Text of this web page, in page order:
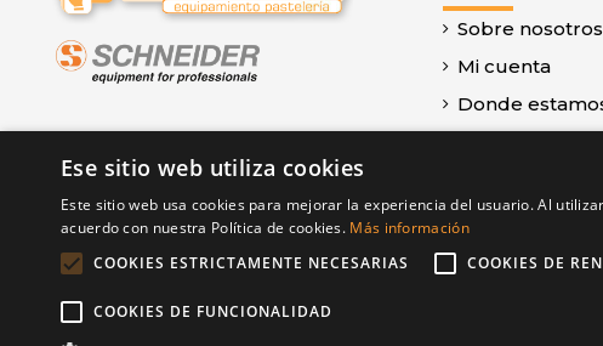
Sobre nosotros
Mi cuenta
Donde
Términos y
Política de
Ese sitio web utiliza cookies
Este sitio web usa cookies para mejorar la experiencia del usuario. Al
acuerdo con nuestra Política de cookies. Más información
COOKIES ESTRICTAMENTE NECESARIAS
COOKIES DE
COOKIES DE FUNCIONALIDAD